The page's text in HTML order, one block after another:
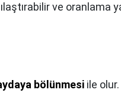
ve oranlama
bölünmesi ile